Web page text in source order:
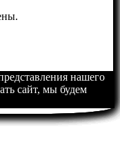
нашего
сайт, мы будем